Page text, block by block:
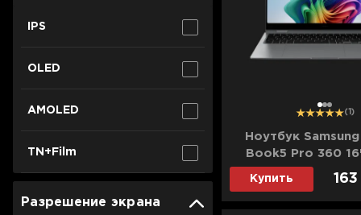
Микроволновые печи
Аксессуары для кофемашин
Термочашки
Для кухни
IPS
OLED
AMOLED
TN+Film
Разрешение экрана
12 3 (1)
Ноутбук
Book5 Pro 360
Core Ultra 7/
(SSD)/Intel Arc)
KG24DE)
Купить